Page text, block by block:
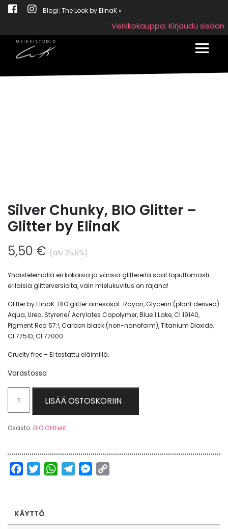
Blogi: The Look by ElinaK »
Verkkokauppa: Kirjaudu sisään
Silver Chunky, BIO Glitter –
Glitter by ElinaK
5,50 € (alv 25,5%)
Yhdistelemällä eri kokoisia ja värisiä glittereitä saat loputtomasti
erilaisia glitterversioita, vain mielukuvitus on rajana!
Glitter by ElinaK-BIO glitter ainesosat: Rayon, Glycerin (plant derived)
Aqua, Urea, Styrene/ Acrylates Copolymer, Blue 1 Lake, Cl 19140,
Pigment Red 57:!, Carbon black (non-nanoform), Titanium Dioxide,
Cl 77510, Cl 77000.
Cruelty free – Ei testattu eläimillä.
Varastossa
Glitter
by
LISÄÄ OSTOSKORIIN
Osasto: BIO Glitterit
FacebookTwitterWhatsAppTelegramMessenger
KÄYTTÖ